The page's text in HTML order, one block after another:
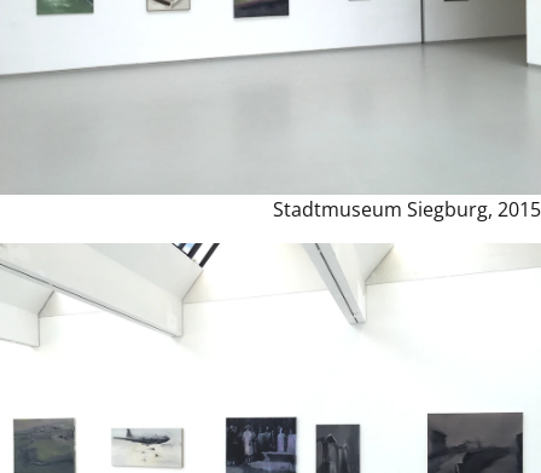
Stadtmuseum Siegburg, 2015